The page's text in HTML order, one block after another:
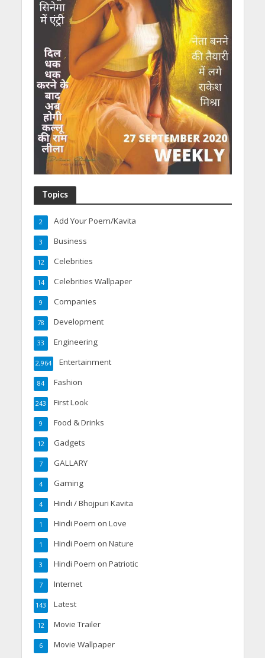
Topics
Add Your Poem/Kavita
2
Business
3
Celebrities
12
Celebrities Wallpaper
14
Companies
9
Development
78
Engineering
33
Entertainment
2,964
Fashion
84
First Look
243
Food & Drinks
9
Gadgets
12
GALLARY
7
Gaming
4
Hindi / Bhojpuri Kavita
4
Hindi Poem on Love
1
Hindi Poem on Nature
1
Hindi Poem on Patriotic
3
Internet
7
Latest
143
Movie Trailer
12
Movie Wallpaper
6